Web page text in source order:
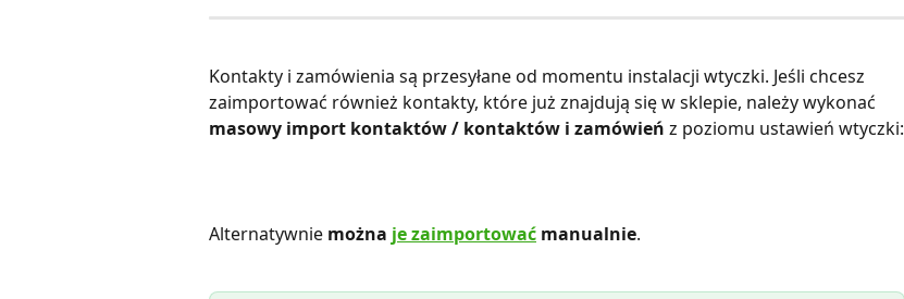
Kontakty i zamówienia są przesyłane od momentu instalacji wtyczki. Jeśli chcesz
zaimportować również kontakty, które już znajdują się w sklepie, należy wykonać
masowy import kontaktów / kontaktów i zamówień z poziomu ustawień wtyczki:
Alternatywnie można je zaimportować manualnie.